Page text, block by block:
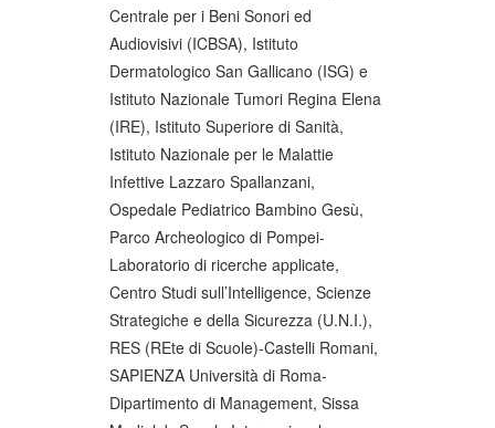
Centrale per i Beni Sonori ed
Audiovisivi (ICBSA), Istituto
Dermatologico San Gallicano (ISG) e
Istituto Nazionale Tumori Regina Elena
(IRE), Istituto Superiore di Sanità,
Istituto Nazionale per le Malattie
Infettive Lazzaro Spallanzani,
Ospedale Pediatrico Bambino Gesù,
Parco Archeologico di Pompei-
Laboratorio di ricerche applicate,
Centro Studi sull’Intelligence, Scienze
Strategiche e della Sicurezza (U.N.I.),
RES (REte di Scuole)-Castelli Romani,
SAPIENZA Università di Roma-
Dipartimento di Management, Sissa